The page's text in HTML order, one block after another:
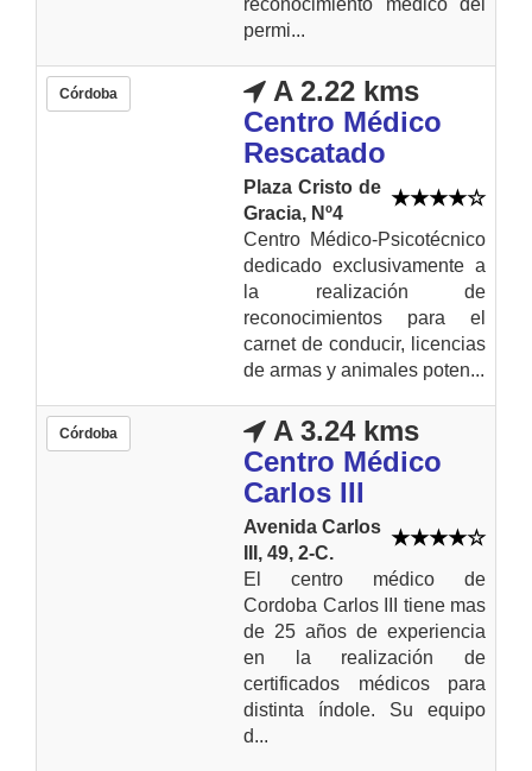
permi...
Córdoba
A 2.22 kms
Centro Médico
Rescatado
Plaza Cristo de
Gracia, Nº4
Centro Médico-Psicotécnico
dedicado exclusivamente a
la realización de
reconocimientos para el
carnet de conducir, licencias
de armas y animales poten...
Córdoba
A 3.24 kms
Centro Médico
Carlos III
Avenida Carlos
III, 49, 2-C.
El centro médico de
Cordoba Carlos III tiene mas
de 25 años de experiencia
en la realización de
certificados médicos para
distinta índole. Su equipo
d...